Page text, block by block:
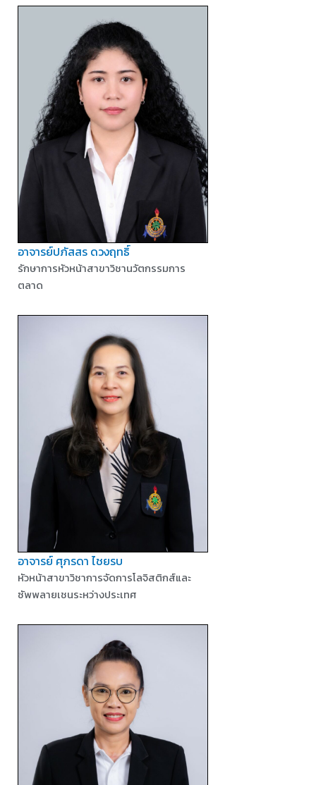
อาจารย์ปภัสสร ดวงฤทธิ์
รักษาการหัวหน้าสาขาวิชานวัตกรรมการ
ตลาด
อาจารย์ ศุภรดา ไชยรบ
หัวหน้าสาขาวิชาการจัดการโลจิสติกส์และ
ซัพพลายเชนระหว่างประเทศ